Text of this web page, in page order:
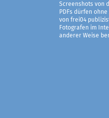
Screenshots von
PDFs dürfen
von frei04
Fotografen im
anderer Weise